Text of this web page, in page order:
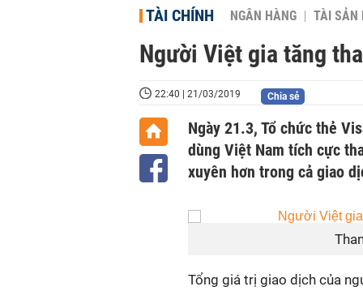
TÀI CHÍNH NGÂN HÀNG TÀI SẢN
Người Việt gia tăng
22:40 | 21/03/2019 Chia sẻ
Ngày 21.3, Tổ chức thẻ
dùng Việt Nam tích cực
xuyên hơn trong cả giao
Tổng giá trị giao dịch của